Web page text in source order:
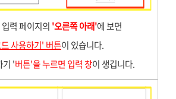
력 페이지의 '오른쪽 아래'에 보면
사용하기' 버튼이 있습니다.
기 '버튼'을 누르면 입력 창이 생깁니다.